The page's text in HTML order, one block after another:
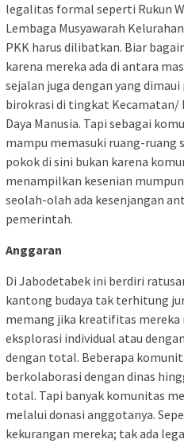
legalitas formal seperti Rukun
Lembaga Musyawarah
PKK harus dilibatkan. Biar
karena mereka ada di antara
sejalan juga dengan yang
birokrasi di tingkat Kecamatan/
Daya Manusia. Tapi sebagai
mampu memasuki ruang-ruang
pokok di sini bukan karena
menampilkan kesenian
seolah-olah ada kesenjangan
pemerintah.
Anggaran
Di Jabodetabek ini berdiri
kantong budaya tak terhitung
memang jika kreatifitas mereka
eksplorasi individual atau
dengan total. Beberapa
berkolaborasi dengan dinas
total. Tapi banyak komunitas
melalui donasi anggotanya.
kekurangan mereka; tak ada